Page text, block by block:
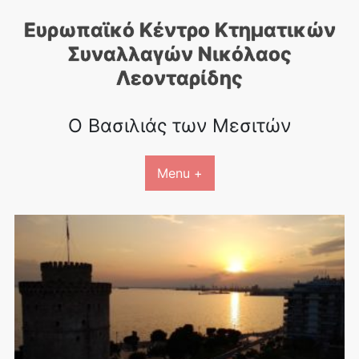
Ευρωπαϊκό Κέντρο Κτηματικών
Συναλλαγών Nικόλαος
Λεονταρίδης
Ο Βασιλιάς των Μεσιτών
Menu +